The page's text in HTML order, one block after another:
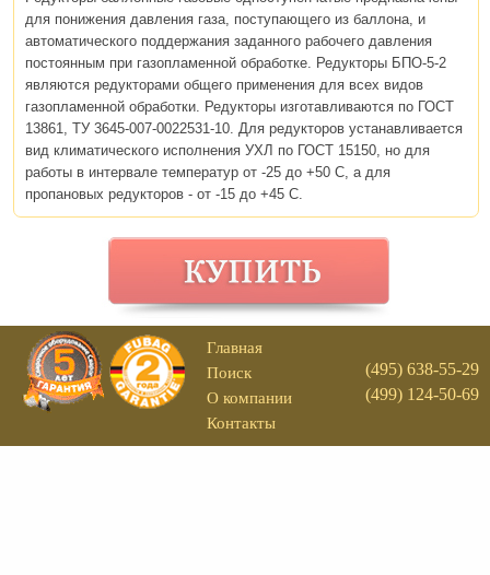
для понижения давления газа, поступающего из баллона, и
автоматического поддержания заданного рабочего давления
постоянным при газопламенной обработке. Редукторы БПО-5-2
являются редукторами общего применения для всех видов
газопламенной обработки. Редукторы изготавливаются по ГОСТ
13861, ТУ 3645-007-0022531-10. Для редукторов устанавливается
вид климатического исполнения УХЛ по ГОСТ 15150, но для
работы в интервале температур от -25 до +50 С, а для
пропановых редукторов - от -15 до +45 С.
Главная
Поиск
О компании
Контакты
(495) 638-55-29
(499) 124-50-69